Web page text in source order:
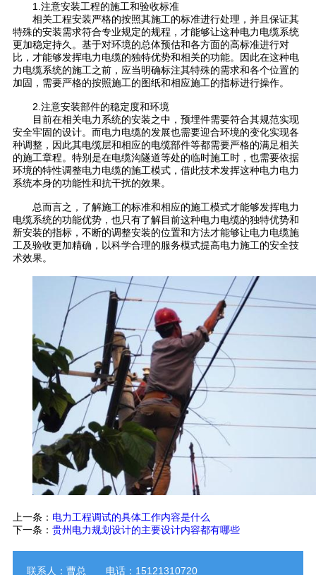
1.注意安装工程的施工和验收标准
相关工程安装严格的按照其施工的标准进行处理，并且保证其
特殊的安装需求符合专业规定的规程，才能够让这种电力电缆系统
更加稳定持久。基于对环境的总体预估和各方面的高标准进行对
比，才能够发挥电力电缆的独特优势和相关的功能。因此在这种电
力电缆系统的施工之前，应当明确标注其特殊的需求和各个位置的
加固，需要严格的按照施工的图纸和相应施工的指标进行操作。
2.注意安装部件的稳定度和环境
目前在相关电力系统的安装之中，预埋件需要符合其规范实现
安全牢固的设计。而电力电缆的发展也需要迎合环境的变化实现各
种调整，因此其电缆层和相应的电缆部件等都需要严格的满足相关
的施工章程。特别是在电缆沟隧道等处的临时施工时，也需要依据
环境的特性调整电力电缆的施工模式，借此技术发挥这种电力电力
系统本身的功能性和抗干扰的效果。
总而言之，了解施工的标准和相应的施工模式才能够发挥电力
电缆系统的功能优势，也只有了解目前这种电力电缆的独特优势和
新安装的指标，不断的调整安装的位置和方法才能够让电力电缆施
工及验收更加精确，以科学合理的服务模式提高电力施工的安全技
术效果。
上一条： 电力工程调试的具体工作内容是什么
下一条： 贵州电力规划设计的主要设计内容都有哪些
联系人：曹总 电话：15121310720